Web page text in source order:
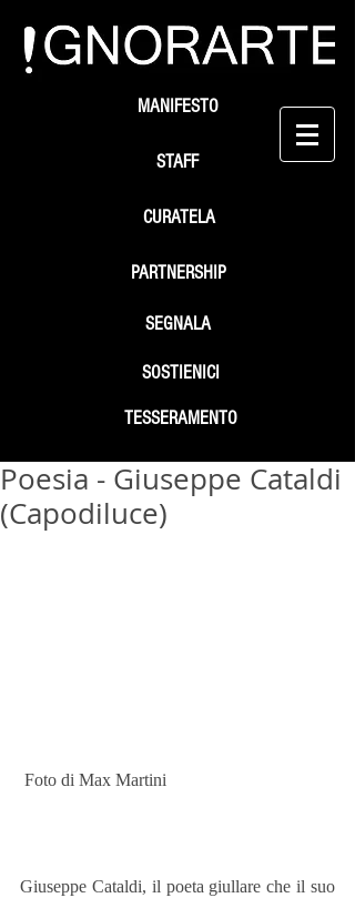
STAFF
SEGNALA
SOSTIENICI
MANIFESTO
PARTNERSHIP
TESSERAMENTO
CURATELA
Poesia - Giuseppe Cataldi
(Capodiluce)
Foto di Max Martini
Giuseppe Cataldi, il poeta giullare che il suo